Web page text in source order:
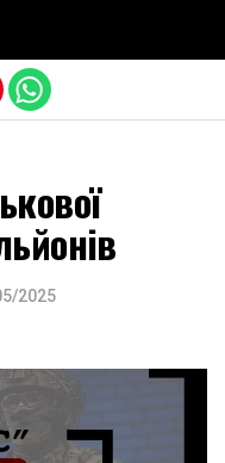
2025